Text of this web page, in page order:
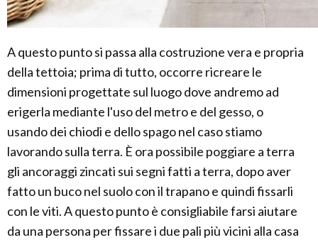
A questo punto si passa alla costruzione vera e propria
della tettoia; prima di tutto, occorre ricreare le
dimensioni progettate sul luogo dove andremo ad
erigerla mediante l'uso del metro e del gesso, o
usando dei chiodi e dello spago nel caso stiamo
lavorando sulla terra. È ora possibile poggiare a terra
gli ancoraggi zincati sui segni fatti a terra, dopo aver
fatto un buco nel suolo con il trapano e quindi fissarli
con le viti. A questo punto è consigliabile farsi aiutare
da una persona per fissare i due pali più vicini alla casa